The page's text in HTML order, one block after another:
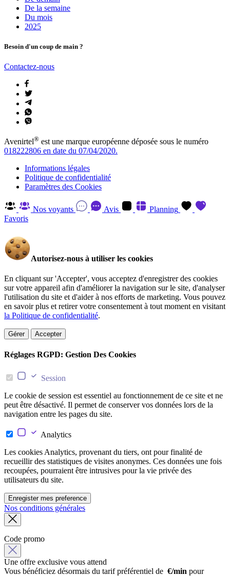
De la semaine
Du mois
2025
Besoin d'un coup de main ?
Contactez-nous
Avenirtel® est une marque européenne déposée sous le numéro
018222806 en date du 07/04/2020.
Informations légales
Politique de confidentialité
Paramètres des Cookies
Nos voyants Avis
Planning
Favoris
Autorisez-nous à utiliser les cookies
En cliquant sur 'Accepter', vous acceptez d'enregistrer des cookies
sur votre appareil afin d'améliorer la navigation sur le site, d'analyser
l'utilisation du site et d'aider à nos efforts de marketing. Vous pouvez
en savoir plus et retirer votre consentement à tout moment en visitant
la Politique de confidentialité.
Gérer Accepter
Réglages RGPD: Gestion Des Cookies
Session
Le cookie de session est essentiel au fonctionnement de ce site et ne
peut être désactivé. Il permet de conserver vos données lors de la
navigation entre les pages du site.
Analytics
Les cookies Analytics, provenant du tiers, ont pour finalité de
recueillir des statistiques de visites anonymes. Ces données une fois
recoupées, pourraient être intrusives pour la vie privée des
utilisateurs du site.
Enregister mes preference
Nos conditions générales
Code promo
Une offre exclusive vous attend
Vous bénéficiez désormais du tarif préférentiel de €/min pour